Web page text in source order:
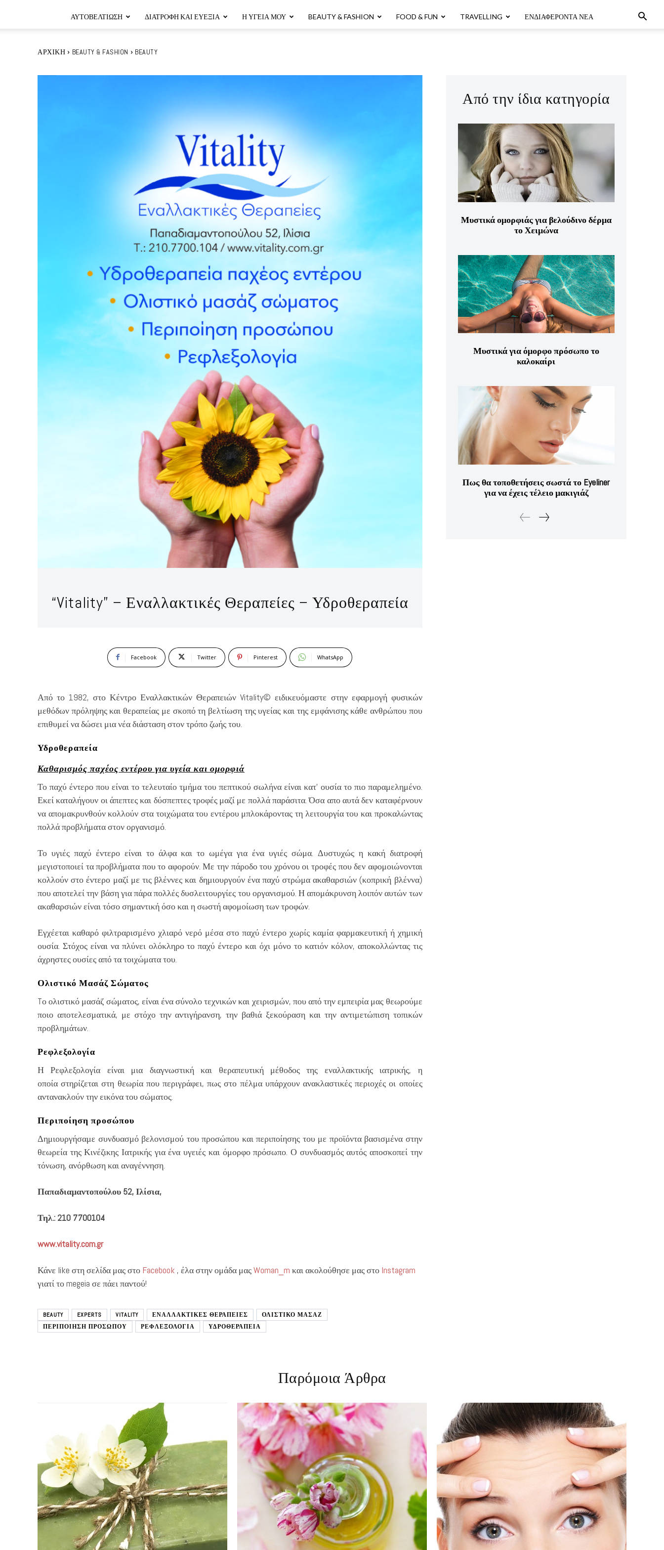
ΑΥΤΟΒΕΛΤΊΩΣΗ ΔΙΑΤΡΟΦΉ ΚΑΙ ΕΥΕΞΊΑ Η ΥΓΕΊΑ ΜΟΥ BEAUTY & FASHION FOOD & FUN TRAVELLING ΕΝΔΙΑΦΈΡΟΝΤΑ ΝΈΑ
ΑΡΧΙΚΉ BEAUTY & FASHION BEAUTY
“Vitality” – Εναλλακτικές Θεραπείες – Υδροθεραπεία
Facebook Twitter Pinterest WhatsApp
Από το 1982, στο Κέντρο Εναλλακτικών Θεραπειών Vitality© ειδικευόμαστε στην εφαρμογή φυσικών
μεθόδων πρόληψης και θεραπείας με σκοπό τη βελτίωση της υγείας και της εμφάνισης κάθε ανθρώπου που
επιθυμεί να δώσει μια νέα διάσταση στον τρόπο ζωής του.
Υδροθεραπεία
Καθαρισμός παχέος εντέρου για υγεία και ομορφιά
Το παχύ έντερο που είναι το τελευταίο τμήμα του πεπτικού σωλήνα είναι κατ’ ουσία το πιο παραμελημένο.
Εκεί καταλήγουν οι άπεπτες και δύσπεπτες τροφές μαζί με πολλά παράσιτα. Όσα απο αυτά δεν καταφέρνουν
να απομακρυνθούν κολλούν στα τοιχώματα του εντέρου μπλοκάροντας τη λειτουργία του και προκαλώντας
πολλά προβλήματα στον οργανισμό.
Το υγιές παχύ έντερο είναι το άλφα και το ωμέγα για ένα υγιές σώμα. Δυστυχώς η κακή διατροφή
μεγιστοποιεί τα προβλήματα που το αφορούν. Με την πάροδο του χρόνου οι τροφές που δεν αφομοιώνονται
κολλούν στο έντερο μαζί με τις βλέννες και δημιουργούν ένα παχύ στρώμα ακαθαρσιών (κοπρική βλέννα)
που αποτελεί την βάση για πάρα πολλές δυσλειτουργίες του οργανισμού. Η απομάκρυνση λοιπόν αυτών των
ακαθαρσιών είναι τόσο σημαντική όσο και η σωστή αφομοίωση των τροφών.
Εγχέεται καθαρό φιλτραρισμένο χλιαρό νερό μέσα στο παχύ έντερο χωρίς καμία φαρμακευτική ή χημική
ουσία. Στόχος είναι να πλύνει ολόκληρο το παχύ έντερο και όχι μόνο το κατιόν κόλον, αποκολλώντας τις
άχρηστες ουσίες από τα τοιχώματα του.
Ολιστικό Μασάζ Σώματος
Tο ολιστικό μασάζ σώματος, είναι ένα σύνολο τεχνικών και χειρισμών, που από την εμπειρία μας θεωρούμε
ποιο αποτελεσματικά, με στόχο την αντιγήρανση, την βαθιά ξεκούραση και την αντιμετώπιση τοπικών
προβλημάτων.
Ρεφλεξολογία
Η Ρεφλεξολογία είναι μια διαγνωστική και θεραπευτική μέθοδος της εναλλακτικής ιατρικής, η
οποίαστηρίζεται στη θεωρία που περιγράφει, πως στο πέλμα υπάρχουν ανακλαστικές περιοχές οι οποίες
αντανακλούν την εικόνα του σώματος.
Περιποίηση προσώπου
Δημιουργήσαμε συνδυασμό βελονισμού του προσώπου και περιποίησης του με προϊόντα βασισμένα στην
θεωρεία της Κινέζικης Ιατρικής για ένα υγειές και όμορφο πρόσωπο. Ο συνδυασμός αυτός αποσκοπεί την
τόνωση, ανόρθωση και αναγέννηση.
Παπαδιαμαντοπούλου 52, Ιλίσια,
Τηλ.: 210 7700104
www.vitality.com.gr
Κάνε like στη σελίδα μας στο Facebook , έλα στην ομάδα μαςWoman_m και ακολούθησε μας στο Instagram
γιατί το megeia σε πάει παντού!
BEAUTY EXPERTS VITALITY ΕΝΑΛΛΑΚΤΙΚΕΣ ΘΕΡΑΠΕΙΕΣ
ΟΛΙΣΤΙΚΌ ΜΑΣΆΖ
ΠΕΡΙΠΟΙΗΣΗ ΠΡΟΣΩΠΟΥ
ΡΕΦΛΕΞΟΛΟΓΙΑ ΥΔΡΟΘΕΡΑΠΕΙΑ
Από την ίδια κατηγορία
Μυστικά ομορφιάς για βελούδινο δέρμα
το Χειμώνα
Μυστικά για όμορφο πρόσωπο το
καλοκαίρι
Πως θα τοποθετήσεις σωστά το Eyeliner
για να έχεις τέλειο μακιγιάζ
Παρόμοια Άρθρα